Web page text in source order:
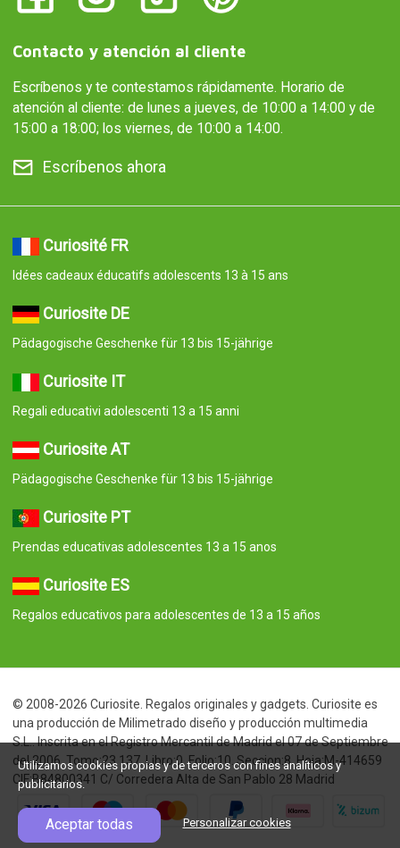
Contacto y atención al cliente
Escríbenos y te contestamos rápidamente. Horario de
atención al cliente: de lunes a jueves, de 10:00 a 14:00 y de
15:00 a 18:00; los viernes, de 10:00 a 14:00.
Escríbenos ahora
Curiosité FR
Idées cadeaux éducatifs adolescents 13 à 15 ans
Curiosite DE
Pädagogische Geschenke für 13 bis 15-jährige
Curiosite IT
Regali educativi adolescenti 13 a 15 anni
Curiosite AT
Pädagogische Geschenke für 13 bis 15-jährige
Curiosite PT
Prendas educativas adolescentes 13 a 15 anos
Curiosite ES
Regalos educativos para adolescentes de 13 a 15 años
© 2008-2026 Curiosite. Regalos originales y gadgets. Curiosite es
una producción de Milimetrado diseño y producción multimedia
S.L.. Inscrita en el Registro Mercantil de Madrid el 07 de Septiembre
del 2006. Tomo:23.137. Libro:0. Folio:10. Seccion:8. Hoja:M-414659
CIF:B84800341 C/ Corredera Alta de San Pablo 28 Madrid
Utilizamos cookies propias y de terceros con fines analíticos y
publicitarios.
Aceptar todas Personalizar cookies